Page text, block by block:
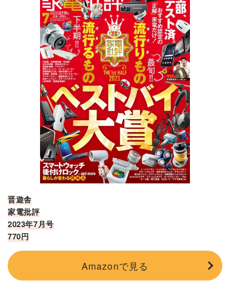
晋遊舎
家電批評
2023年7月号
770円
Amazonで見る